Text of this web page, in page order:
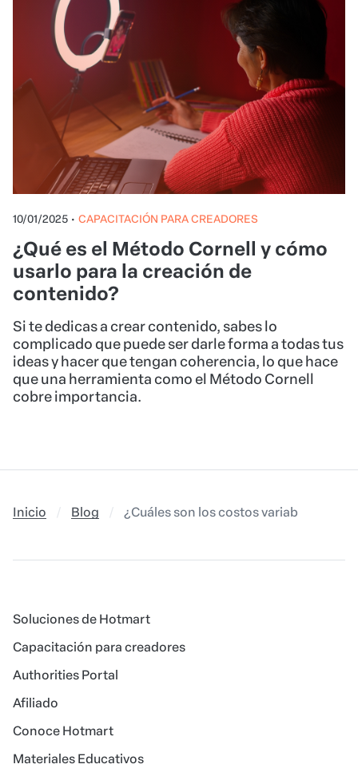
10/01/2025 • CAPACITACIÓN PARA CREADORES
¿Qué es el Método Cornell y cómo
usarlo para la creación de
contenido?
Si te dedicas a crear contenido, sabes lo
complicado que puede ser darle forma a todas tus
ideas y hacer que tengan coherencia, lo que hace
que una herramienta como el Método Cornell
cobre importancia.
Inicio Blog ¿Cuáles son los costos variables de la
Soluciones de Hotmart
Capacitación para creadores
Authorities Portal
Afiliado
Conoce Hotmart
Materiales Educativos